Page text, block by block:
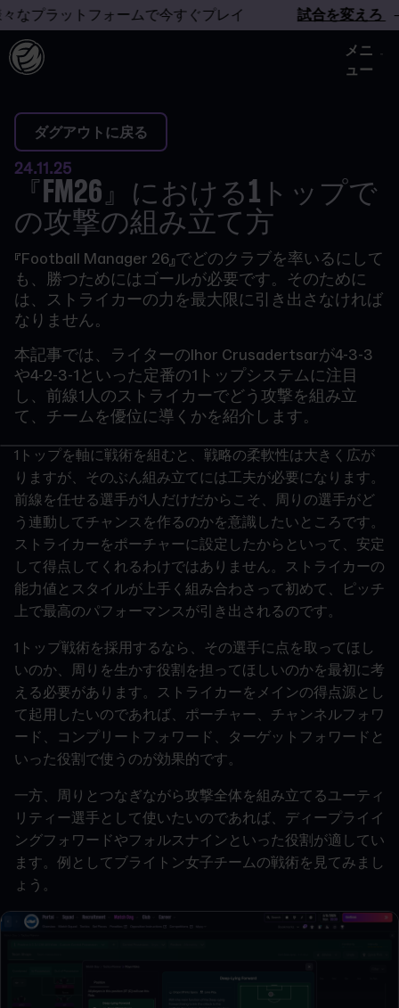
プラットフォームで今すぐプレイ 試合を変えろ –
メニ
ュー
ダグアウトに戻る
24.11.25
『FM26』における1トップで
の攻撃の組み立て方
『Football Manager 26』でどのクラブを率いるにして
も、勝つためにはゴールが必要です。そのために
は、ストライカーの力を最大限に引き出さなければ
なりません。
本記事では、ライターのIhor Crusadertsarが4-3-3
や4-2-3-1といった定番の1トップシステムに注目
し、前線1人のストライカーでどう攻撃を組み立
て、チームを優位に導くかを紹介します。
1トップを軸に戦術を組むと、戦略の柔軟性は大きく広が
りますが、そのぶん組み立てには工夫が必要になります。
前線を任せる選手が1人だけだからこそ、周りの選手がど
う連動してチャンスを作るのかを意識したいところです。
ストライカーをポーチャーに設定したからといって、安定
して得点してくれるわけではありません。ストライカーの
能力値とスタイルが上手く組み合わさって初めて、ピッチ
上で最高のパフォーマンスが引き出されるのです。
1トップ戦術を採用するなら、その選手に点を取ってほし
いのか、周りを生かす役割を担ってほしいのかを最初に考
える必要があります。ストライカーをメインの得点源とし
て起用したいのであれば、ポーチャー、チャンネルフォワ
ード、コンプリートフォワード、ターゲットフォワードと
いった役割で使うのが効果的です。
一方、周りとつなぎながら攻撃全体を組み立てるユーティ
リティー選手として使いたいのであれば、ディープライイ
ングフォワードやフォルスナインといった役割が適してい
ます。例としてブライトン女子チームの戦術を見てみまし
ょう。